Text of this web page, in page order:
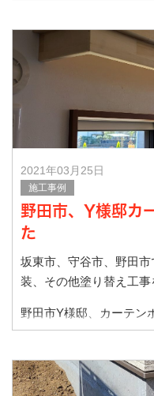
施工前です。
2021年03月25日
施工事例
野田市、Y様邸カ
た
坂東市、守谷市、野田
装、その他塗り替え工
野田市Y様邸、カーテン
施工後です。